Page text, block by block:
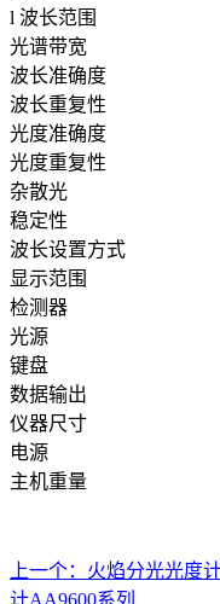
l 波长范围
光谱带宽
波长准确度
波长重复性
光度准确度
光度重复性
杂散光
稳定性
波长设置方式
显示范围
检测器
光源
键盘
数据输出
仪器尺寸
电源
主机重量
上一个：火焰分光光度
计AA9600系列